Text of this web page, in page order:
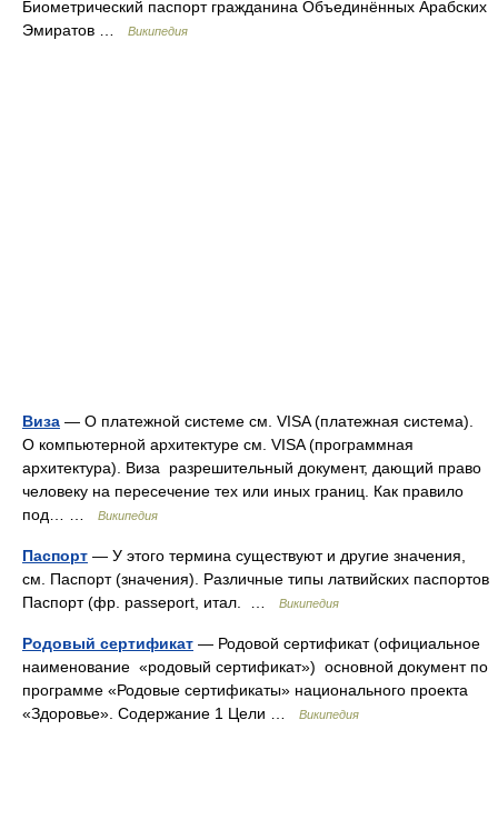
Биометрический паспорт гражданина Объединённых Арабских
Эмиратов …
Википедия
Виза — О платежной системе см. VISA (платежная система).
О компьютерной архитектуре см. VISA (программная
архитектура). Виза разрешительный документ, дающий право
человеку на пересечение тех или иных границ. Как правило
под… …
Википедия
Паспорт — У этого термина существуют и другие значения,
см. Паспорт (значения). Различные типы латвийских паспортов
Паспорт (фр. passeport, итал. …
Википедия
Родовый сертификат — Родовой сертификат (официальное
наименование «родовый сертификат») основной документ по
программе «Родовые сертификаты» национального проекта
«Здоровье». Содержание 1 Цели …
Википедия